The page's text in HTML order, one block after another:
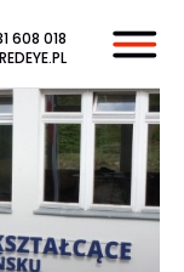
608 018